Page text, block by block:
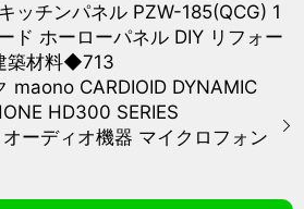
ッチンパネル PZW-185(QCG) 1
ド ホーローパネル DIY リフォー
築材料◆713
CARDIOID DYNAMIC
HD300 SERIES
ーディオ機器 マイクロフォン